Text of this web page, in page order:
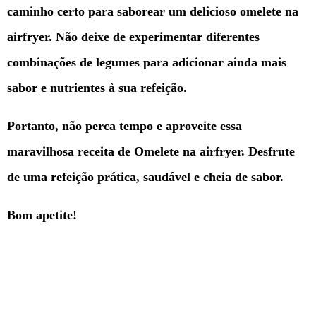
caminho certo para saborear um delicioso omelete na
airfryer. Não deixe de experimentar diferentes
combinações de legumes para adicionar ainda mais
sabor e nutrientes à sua refeição.
Portanto, não perca tempo e aproveite essa
maravilhosa receita de Omelete na airfryer. Desfrute
de uma refeição prática, saudável e cheia de sabor.
Bom apetite!